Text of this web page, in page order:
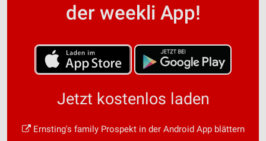
der weekli App!
Jetzt kostenlos laden
Ernsting's family Prospekt in der Android App blättern